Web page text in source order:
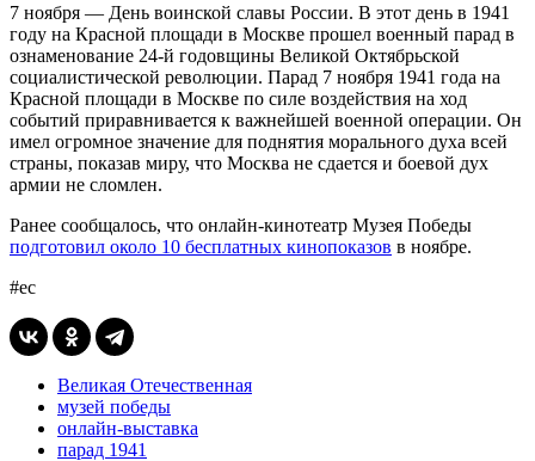
7 ноября — День воинской славы России. В этот день в 1941
году на Красной площади в Москве прошел военный парад в
ознаменование 24-й годовщины Великой Октябрьской
социалистической революции. Парад 7 ноября 1941 года на
Красной площади в Москве по силе воздействия на ход
событий приравнивается к важнейшей военной операции. Он
имел огромное значение для поднятия морального духа всей
страны, показав миру, что Москва не сдается и боевой дух
армии не сломлен.
Ранее сообщалось, что онлайн-кинотеатр Музея Победы
подготовил около 10 бесплатных кинопоказов в ноябре.
#ес
Великая Отечественная
музей победы
онлайн-выставка
парад 1941